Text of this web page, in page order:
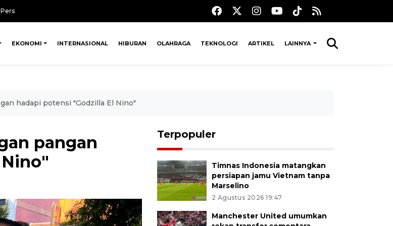
EKONOMI INTERNASIONAL HIBURAN OLAHRAGA TEKNOLOGI ARTIKEL LAINNYA
hadapi potensi "Godzilla El Nino"
pangan
Terpopuler
Timnas Indonesia matangkan
persiapan jamu Vietnam tanpa
Marselino
2 Agustus 2026 19:47
Manchester United umumkan